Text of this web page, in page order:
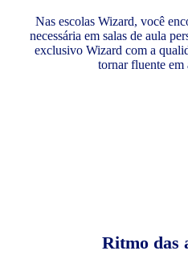
Nas escolas Wizard, você
necessária em salas de aula
exclusivo Wizard com a
tornar fluente em
Ritmo das